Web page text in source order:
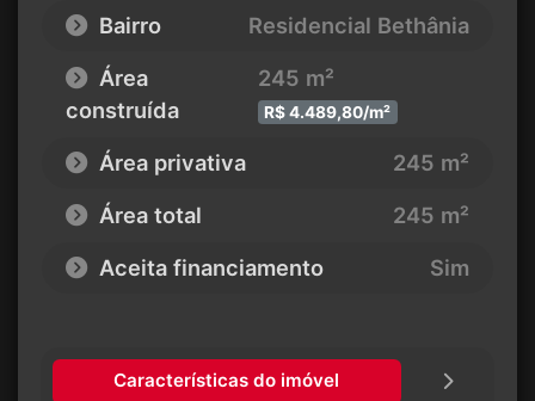
Bairro
Residencial Bethânia
Área
construída
245 m²
R$ 4.489,80/m²
Área privativa
245 m²
Área total
245 m²
Aceita financiamento
Sim
Características do imóvel